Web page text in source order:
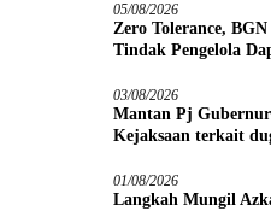
05/08/2026
Zero Tolerance,
Tindak Pengelola
03/08/2026
Mantan Pj
Kejaksaan terkait
01/08/2026
Langkah Mungil